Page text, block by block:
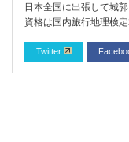
日本全国に出張して城
資格は国内旅行地理検
Twitter